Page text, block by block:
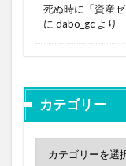
死ぬ時に「資産
に dabo_gc より
カテゴリー